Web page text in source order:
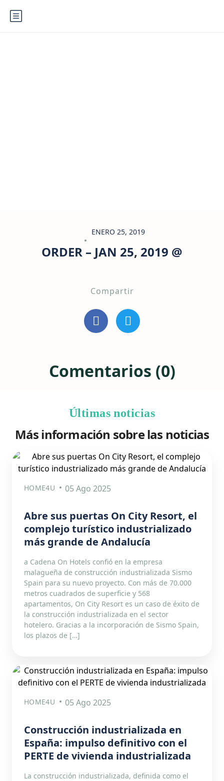
ENERO 25, 2019
ORDER – JAN 25, 2019 @
Compartir
Comentarios (0)
Últimas noticias
Más información sobre las noticias
HOME4U 05 Ago 2025
Abre sus puertas On City Resort, el
complejo turístico industrializado
más grande de Andalucía
a Cadena On Hotels confió en la empresa
malagueña de construcción industrializada Sismo
Spain para su nuevo proyecto. Con más de 70.000
metros cuadrados de superficie y 568
apartamentos, On City Resort es un caso de éxito de
la construcción industrializada en el sector
hotelero. Gracias a la incorporación de Sismo Spain,
los plazos de […]
HOME4U 05 Ago 2025
Construcción industrializada en
España: impulso definitivo con el
PERTE de vivienda industrializada
La construcción industrializada, definida como el